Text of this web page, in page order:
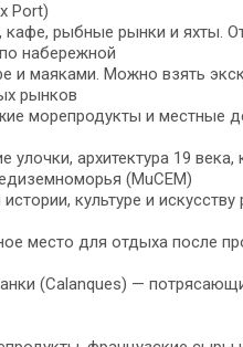
Port)
рыбные рынки и яхты.
набережной
и маяками. Можно взять
рынков
морепродукты и местные
улочки, архитектура 19
(MuCEM)
культуре и искусству
место для отдыха после
(Calanques) —